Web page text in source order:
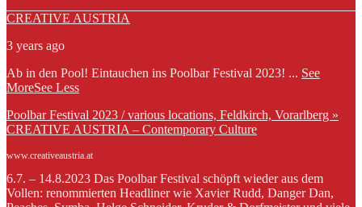
CREATIVE AUSTRIA
3 years ago
Ab in den Pool! Eintauchen ins Poolbar Festival 2023! ... See
MoreSee Less
Poolbar Festival 2023 / various locations, Feldkirch, Vorarlberg »
CREATIVE AUSTRIA – Contemporary Culture
www.creativeaustria.at
6.7. – 14.8.2023 Das Poolbar Festival schöpft wieder aus dem
Vollen: renommierten Headliner wie Xavier Rudd, Danger Dan,